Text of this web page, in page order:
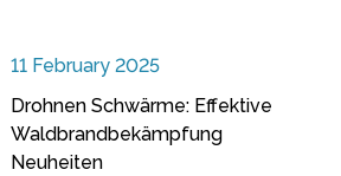
11 February 2025
Drohnen Schwärme: Effektive
Waldbrandbekämpfung
Neuheiten